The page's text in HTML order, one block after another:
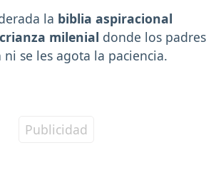
la biblia aspiracional
milenial donde los padres
ni se les agota la paciencia.